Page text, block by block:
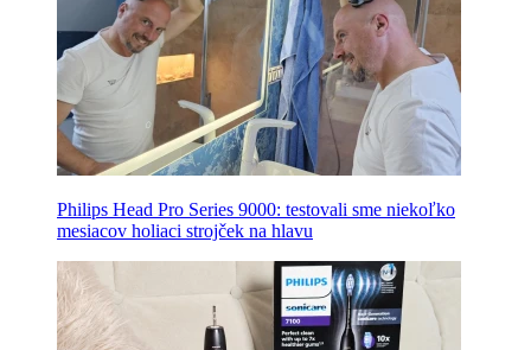
Philips Head Pro Series 9000: testovali sme niekoľko
mesiacov holiaci strojček na hlavu